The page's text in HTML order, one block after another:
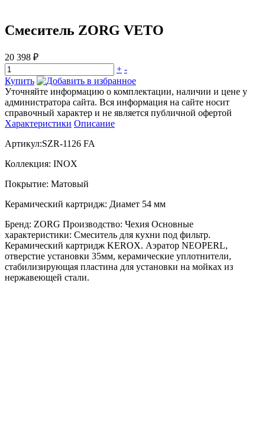
Смеситель ZORG VETO
20 398 ₽
+ -
Купить
Уточняйте информацию о комплектации, наличии и цене у
администратора сайта. Вся информация на сайте носит
справочный характер и не является публичной офертой
Характеристики Описание
Артикул:SZR-1126 FA
Коллекция: INOX
Покрытие: Матовый
Керамический картридж: Диамет 54 мм
Бренд: ZORG Производство: Чехия Основные
характеристики: Смеситель для кухни под фильтр.
Керамический картридж KEROX. Аэратор NEOPERL,
отверстие установки 35мм, керамические уплотнители,
стабилизирующая пластина для установки на мойках из
нержавеющей стали.